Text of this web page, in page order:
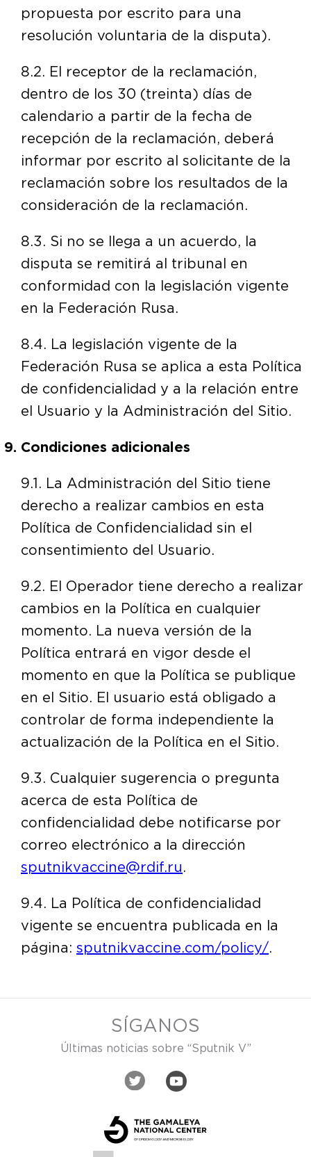
propuesta por escrito para una
resolución voluntaria de la disputa).
8.2. El receptor de la reclamación,
dentro de los 30 (treinta) días de
calendario a partir de la fecha de
recepción de la reclamación, deberá
informar por escrito al solicitante de la
reclamación sobre los resultados de la
consideración de la reclamación.
8.3. Si no se llega a un acuerdo, la
disputa se remitirá al tribunal en
conformidad con la legislación vigente
en la Federación Rusa.
8.4. La legislación vigente de la
Federación Rusa se aplica a esta Política
de confidencialidad y a la relación entre
el Usuario y la Administración del Sitio.
Condiciones adicionales
9.1. La Administración del Sitio tiene
derecho a realizar cambios en esta
Política de Confidencialidad sin el
consentimiento del Usuario.
9.2. El Operador tiene derecho a realizar
cambios en la Política en cualquier
momento. La nueva versión de la
Política entrará en vigor desde el
momento en que la Política se publique
en el Sitio. El usuario está obligado a
controlar de forma independiente la
actualización de la Política en el Sitio.
9.3. Cualquier sugerencia o pregunta
acerca de esta Política de
confidencialidad debe notificarse por
correo electrónico a la dirección
sputnikvaccine@rdif.ru .
9.4. La Política de confidencialidad
vigente se encuentra publicada en la
página: sputnikvaccine.com/policy/.
SÍGANOS
Últimas noticias sobre “Sputnik V”